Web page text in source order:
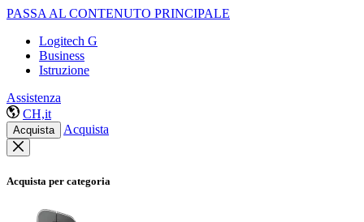
PASSA AL CONTENUTO PRINCIPALE
Logitech G
Business
Istruzione
Assistenza
CH,it
Acquista Acquista
Acquista per categoria